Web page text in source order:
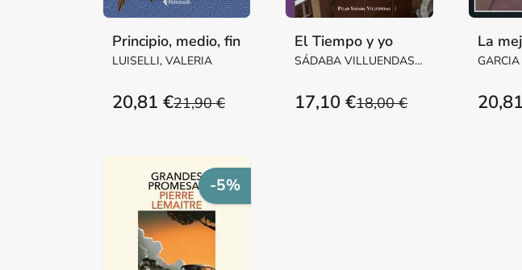
Principio, medio, fin
LUISELLI, VALERIA
21,90 €
20,81 €
El Tiempo y yo
SÁDABA VILLUENDAS,
18,00 €
17,10 €
La
-5%